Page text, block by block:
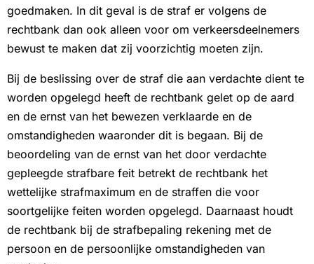
goedmaken. In dit geval is de straf er volgens de
rechtbank dan ook alleen voor om verkeersdeelnemers
bewust te maken dat zij voorzichtig moeten zijn.
Bij de beslissing over de straf die aan verdachte dient te
worden opgelegd heeft de rechtbank gelet op de aard
en de ernst van het bewezen verklaarde en de
omstandigheden waaronder dit is begaan. Bij de
beoordeling van de ernst van het door verdachte
gepleegde strafbare feit betrekt de rechtbank het
wettelijke strafmaximum en de straffen die voor
soortgelijke feiten worden opgelegd. Daarnaast houdt
de rechtbank bij de strafbepaling rekening met de
persoon en de persoonlijke omstandigheden van